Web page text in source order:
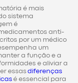
é mais
sistema
é
anti-
por um médico
um
a função e a
e aliviar a
essas diferenças
é essencial para